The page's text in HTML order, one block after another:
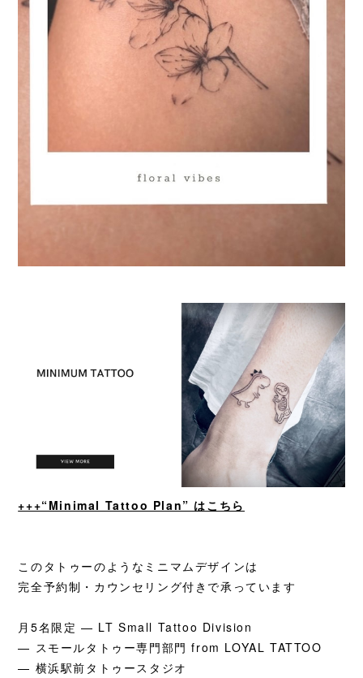
+++“Minimal Tattoo Plan” はこちら
このタトゥーのようなミニマムデザインは
完全予約制・カウンセリング付きで承っています
月5名限定 — LT Small Tattoo Division
— スモールタトゥー専門部門 from LOYAL TATTOO
— 横浜駅前タトゥースタジオ